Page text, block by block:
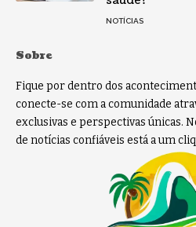
NOTÍCIAS
Sobre
Fique por dentro dos
conecte-se com a comunidade
exclusivas e perspectivas únicas.
de notícias confiáveis está a um